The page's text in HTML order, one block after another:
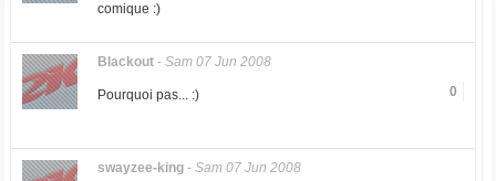
comique :)
Blackout- Sam 07 Jun 2008
0
Pourquoi pas... :)
swayzee-king- Sam 07 Jun 2008